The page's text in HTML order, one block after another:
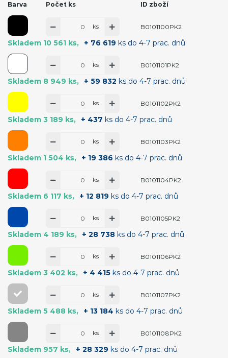
Barva Počet ks ID zboží
Skladem 10 561 ks + 76 619 ks do 4-7 prac. dnů
ks B0101100PK2
Skladem 8 949 ks + 59 832 ks do 4-7 prac. dnů
ks B0101101PK2
Skladem 3 189 ks + 437 ks do 4-7 prac. dnů
ks B0101102PK2
Skladem 1 504 ks + 19 386 ks do 4-7 prac. dnů
ks B0101103PK2
Skladem 6 117 ks + 12 819 ks do 4-7 prac. dnů
ks B0101104PK2
Skladem 4 189 ks + 28 738 ks do 4-7 prac. dnů
ks B0101105PK2
Skladem 3 402 ks + 4 415 ks do 4-7 prac. dnů
ks B0101106PK2
Skladem 5 488 ks + 13 184 ks do 4-7 prac. dnů
ks B0101107PK2
Skladem 957 ks + 28 329 ks do 4-7 prac. dnů
ks B0101108PK2